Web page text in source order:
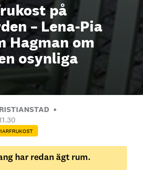
på
– Lena-Pia
Hagman om
osynliga
har redan ägt rum.